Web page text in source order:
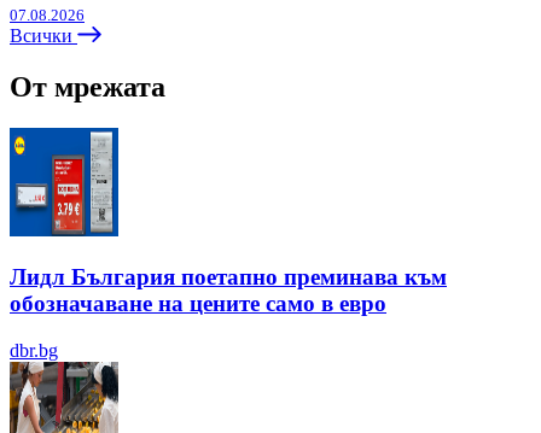
07.08.2026
Всички
От мрежата
Лидл България поетапно преминава към
обозначаване на цените само в евро
dbr.bg